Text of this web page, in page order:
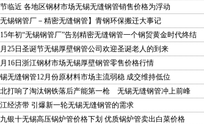
临近 各地区钢材市场无锡无缝钢管销售价格为浮动
无锡钢管厂－精密无缝钢管】青钢环保搬迁大事记
年初“无锡钢管厂”告别精密无缝钢管一个钢贸黄金时代终结
月25日圣诞节无锡厚壁钢管公司欢迎圣诞老人的到来
月16日浙江钢材市场无锡厚壁钢管零售价格行情
无缝钢管12月份原材料市场主流弱稳 成交维持低位
打响了淘汰钢铁落后产能第一枪 无锡无缝钢管冲上前峰
经济带 引爆新一轮无锡无缝钢管的需求
银十无锡高压锅炉管价格下划 优质锅炉管卖出白菜价格